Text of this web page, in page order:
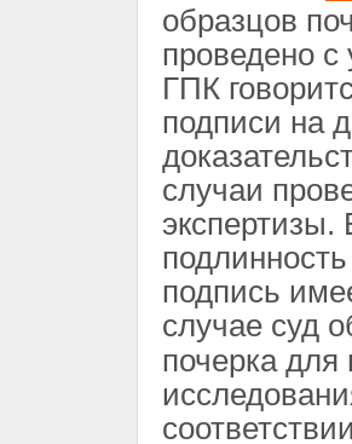
образцов
проведено
ГПК
подписи на
случаи
экспертизы.
подпись
случае суд
почерка для